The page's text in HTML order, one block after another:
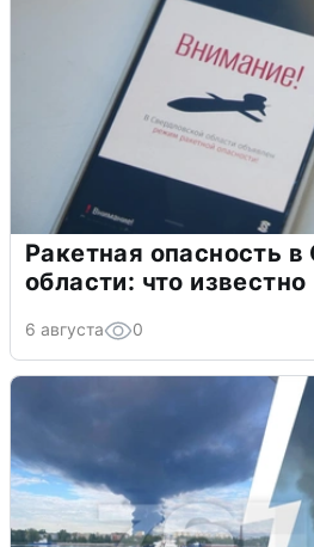
Ракетная опасность
области: что известно
6 августа 0